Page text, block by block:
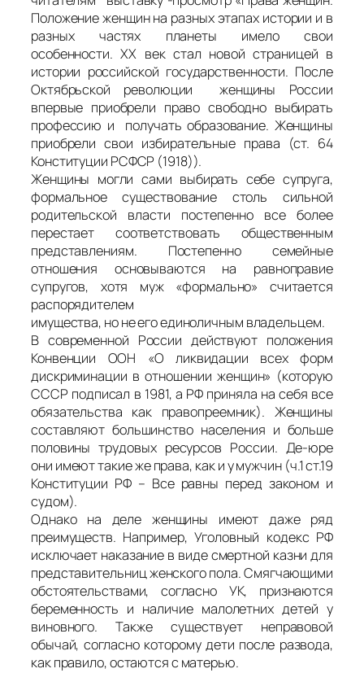
Положение женщин на разных этапах истории и в
разных частях планеты имело свои
особенности. XX век стал новой страницей в
истории российской государственности. После
Октябрьской революции женщины России
впервые приобрели право свободно выбирать
профессию и получать образование. Женщины
приобрели свои избирательные права (ст. 64
Конституции РСФСР (1918)).
Женщины могли сами выбирать себе супруга,
формальное существование столь сильной
родительской власти постепенно все более
перестает соответствовать общественным
представлениям. Постепенно семейные
отношения основываются на равноправие
супругов, хотя муж «формально» считается
распорядителем
имущества, но не его единоличным владельцем.
В современной России действуют положения
Конвенции ООН «О ликвидации всех форм
дискриминации в отношении женщин» (которую
СССР подписал в 1981, а РФ приняла на себя все
обязательства как правопреемник). Женщины
составляют большинство населения и больше
половины трудовых ресурсов России. Де-юре
они имеют такие же права, как и у мужчин (ч.1 ст.19
Конституции РФ – Все равны перед законом и
судом).
Однако на деле женщины имеют даже ряд
преимуществ. Например, Уголовный кодекс РФ
исключает наказание в виде смертной казни для
представительниц женского пола. Смягчающими
обстоятельствами, согласно УК, признаются
беременность и наличие малолетних детей у
виновного. Также существует неправовой
обычай, согласно которому дети после развода,
как правило, остаются с матерью.